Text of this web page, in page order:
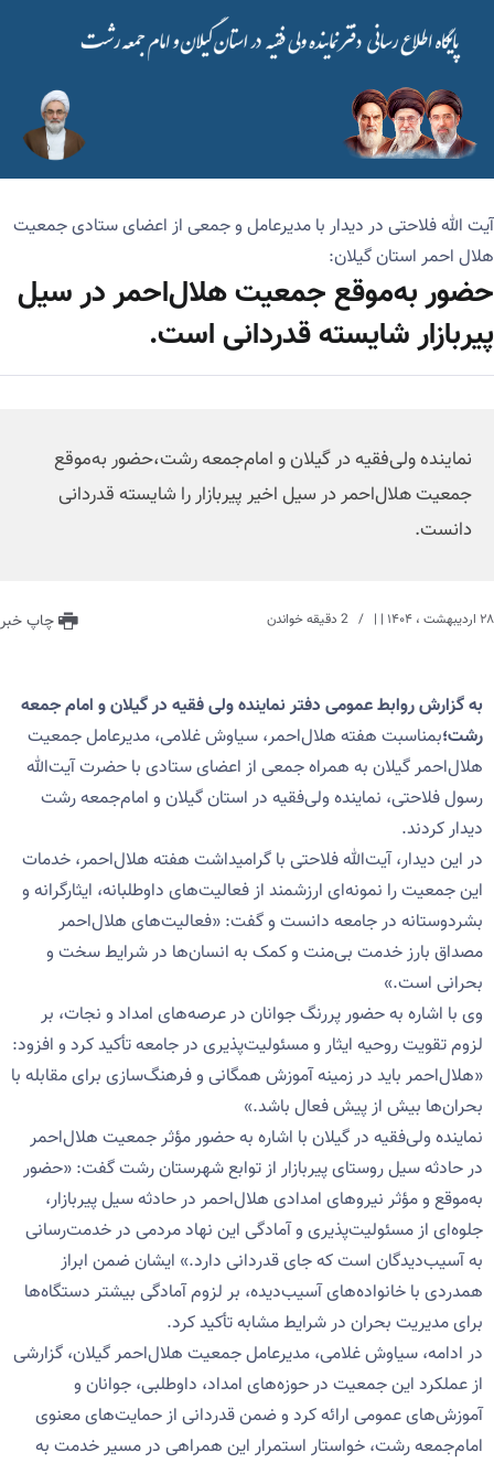
آیت الله فلاحتی در دیدار با مدیرعامل و جمعی از اعضای ستادی جمعیت
هلال احمر استان گیلان:
حضور به‌موقع جمعیت هلال‌احمر در سیل
پیربازار شایسته قدردانی است.
نماینده ولی‌فقیه در گیلان و امام‌جمعه رشت،حضور به‌موقع
جمعیت هلال‌احمر در سیل اخیر پیربازار را شایسته قدردانی
دانست.
۲۸ اردیبهشت ، ۱۴۰۴ | | چاپ خبر
به گزارش روابط عمومی دفتر نماینده ولی فقیه در گیلان و امام جمعه
رشت؛بمناسبت هفته هلال‌احمر، سیاوش غلامی، مدیرعامل جمعیت
هلال‌احمر گیلان به همراه جمعی از اعضای ستادی با حضرت آیت‌الله
رسول فلاحتی، نماینده ولی‌فقیه در استان گیلان و امام‌جمعه رشت
دیدار کردند.
در این دیدار، آیت‌الله فلاحتی با گرامیداشت هفته هلال‌احمر، خدمات
این جمعیت را نمونه‌ای ارزشمند از فعالیت‌های داوطلبانه، ایثارگرانه و
بشردوستانه در جامعه دانست و گفت: «فعالیت‌های هلال‌احمر
مصداق بارز خدمت بی‌منت و کمک به انسان‌ها در شرایط سخت و
بحرانی است.»
وی با اشاره به حضور پررنگ جوانان در عرصه‌های امداد و نجات، بر
لزوم تقویت روحیه ایثار و مسئولیت‌پذیری در جامعه تأکید کرد و افزود:
«هلال‌احمر باید در زمینه آموزش همگانی و فرهنگ‌سازی برای مقابله با
بحران‌ها بیش از پیش فعال باشد.»
نماینده ولی‌فقیه در گیلان با اشاره به حضور مؤثر جمعیت هلال‌احمر
در حادثه سیل روستای پیربازار از توابع شهرستان رشت گفت: «حضور
به‌موقع و مؤثر نیروهای امدادی هلال‌احمر در حادثه سیل پیر‌بازار،
جلوه‌ای از مسئولیت‌پذیری و آمادگی این نهاد مردمی در خدمت‌رسانی
به آسیب‌دیدگان است که جای قدردانی دارد.» ایشان ضمن ابراز
همدردی با خانواده‌های آسیب‌دیده، بر لزوم آمادگی بیشتر دستگاه‌ها
برای مدیریت بحران در شرایط مشابه تأکید کرد.
در ادامه، سیاوش غلامی، مدیرعامل جمعیت هلال‌احمر گیلان، گزارشی
از عملکرد این جمعیت در حوزه‌های امداد، داوطلبی، جوانان و
آموزش‌های عمومی ارائه کرد و ضمن قدردانی از حمایت‌های معنوی
امام‌جمعه رشت، خواستار استمرار این همراهی در مسیر خدمت به